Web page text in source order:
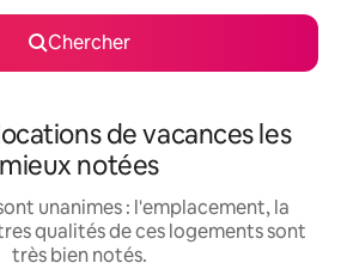
Chercher
de vacances les
mieux notées
unanimes : l'emplacement, la
qualités de ces logements sont
très bien notés.